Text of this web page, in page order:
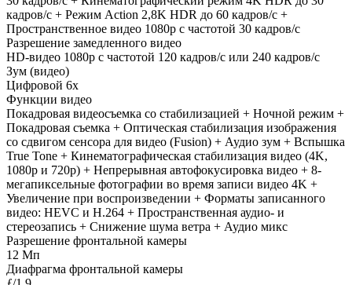
кадров/ с + Режим Action 2,8K HDR до 60 кадров/ с +
Пространственное видео 1080p с частотой 30 кадров/ с
Разрешение замедленного видео
HD-видео 1080р c частотой 120 кадров/ с или 240 кадров/ с
Зум (видео)
Цифровой 6х
Функции видео
Покадровая видеосъемка со стабилизацией + Ночной режим +
Покадровая съемка + Оптическая стабилизация изображения
со сдвигом сенсора для видео (Fusion) + Аудио зум + Вспышка
True Tone + Кинематографическая стабилизация видео (4K,
1080p и 720p) + Непрерывная автофокусировка видео + 8-
мегапиксельные фотографии во время записи видео 4K +
Увеличение при воспроизведении + Форматы записанного
видео: HEVC и H.264 + Пространственная аудио- и
стереозапись + Снижение шума ветра + Аудио микс
Разрешение фронтальной камеры
12 Мп
Диафрагма фронтальной камеры